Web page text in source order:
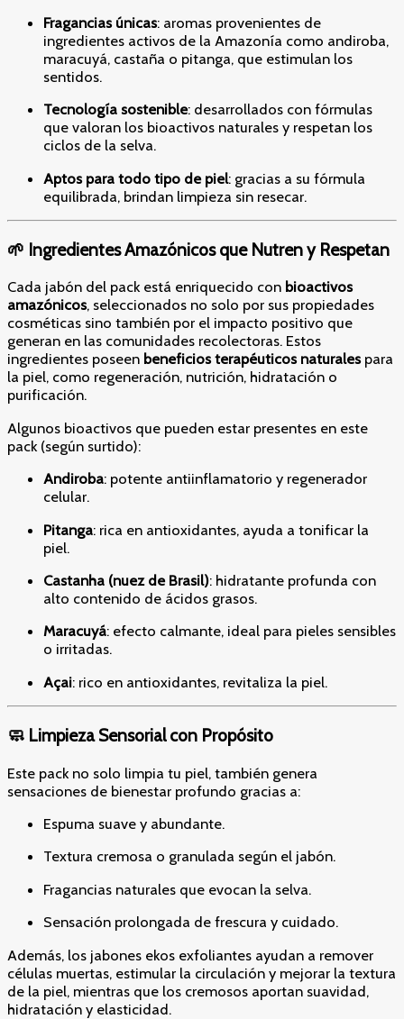
Fragancias únicas: aromas provenientes de
ingredientes activos de la Amazonía como andiroba,
maracuyá, castaña o pitanga, que estimulan los
sentidos.
Tecnología sostenible: desarrollados con fórmulas
que valoran los bioactivos naturales y respetan los
ciclos de la selva.
Aptos para todo tipo de piel: gracias a su fórmula
equilibrada, brindan limpieza sin resecar.
🌱 Ingredientes Amazónicos que Nutren y Respetan
Cada jabón del pack está enriquecido con bioactivos
amazónicos, seleccionados no solo por sus propiedades
cosméticas sino también por el impacto positivo que
generan en las comunidades recolectoras. Estos
ingredientes poseen beneficios terapéuticos naturalespara
la piel, como regeneración, nutrición, hidratación o
purificación.
Algunos bioactivos que pueden estar presentes en este
pack (según surtido):
Andiroba: potente antiinflamatorio y regenerador
celular.
Pitanga: rica en antioxidantes, ayuda a tonificar la
piel.
Castanha (nuez de Brasil): hidratante profunda con
alto contenido de ácidos grasos.
Maracuyá: efecto calmante, ideal para pieles sensibles
o irritadas.
Açai: rico en antioxidantes, revitaliza la piel.
🧼 Limpieza Sensorial con Propósito
Este pack no solo limpia tu piel, también genera
sensaciones de bienestar profundo gracias a:
Espuma suave y abundante.
Textura cremosa o granulada según el jabón.
Fragancias naturales que evocan la selva.
Sensación prolongada de frescura y cuidado.
Además, los jabones ekos exfoliantes ayudan a remover
células muertas, estimular la circulación y mejorar la textura
de la piel, mientras que los cremosos aportan suavidad,
hidratación y elasticidad.